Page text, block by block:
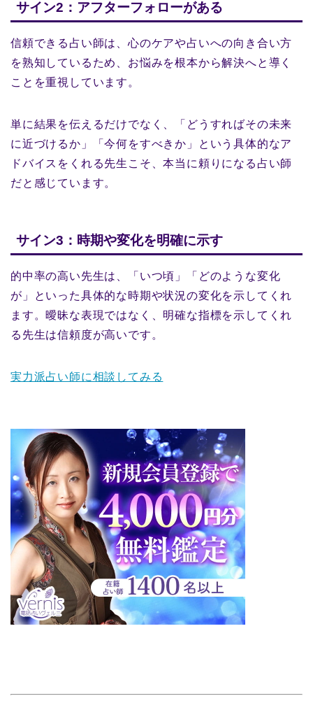
サイン2：アフターフォローがある
信頼できる占い師は、心のケアや占いへの向き合い方
を熟知しているため、お悩みを根本から解決へと導く
ことを重視しています。
単に結果を伝えるだけでなく、「どうすればその未来
に近づけるか」「今何をすべきか」という具体的なア
ドバイスをくれる先生こそ、本当に頼りになる占い師
だと感じています。
サイン3：時期や変化を明確に示す
的中率の高い先生は、「いつ頃」「どのような変化
が」といった具体的な時期や状況の変化を示してくれ
ます。曖昧な表現ではなく、明確な指標を示してくれ
る先生は信頼度が高いです。
実力派占い師に相談してみる